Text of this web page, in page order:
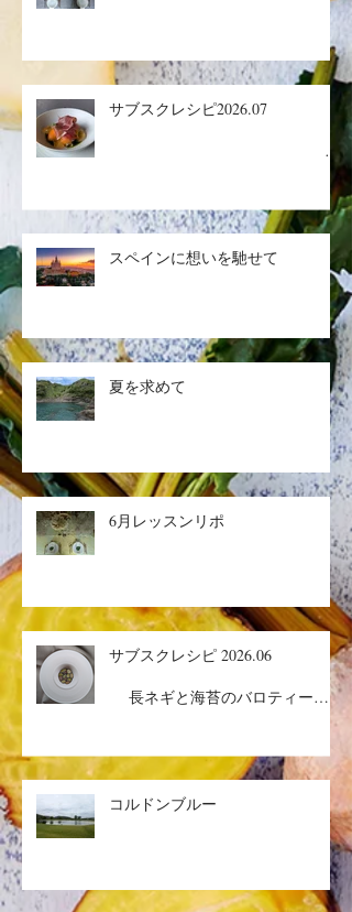
サブスクレシピ2026.07
生ハ
ムメロン／マグロのザタールグリ
ル、キヌアサラダ／マンゴープリ
スペインに想いを馳せて
夏を求めて
6月レッスンリポ
サブスクレシピ 2026.06
コルドンブルー